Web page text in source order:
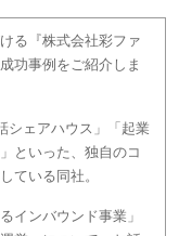
る『株式会社彩ファ
功事例をご紹介しま
シェアハウス」「起業
といった、独自のコ
ている同社。
インバウンド事業」